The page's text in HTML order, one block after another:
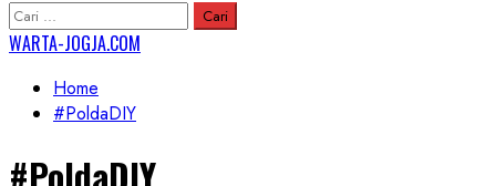
Cari
untuk:
WARTA-JOGJA.COM
Home
#PoldaDIY